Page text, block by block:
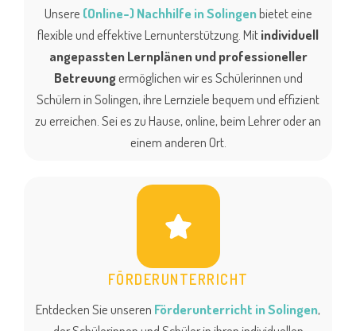
Unsere (Online-) Nachhilfe in Solingenbietet eine
flexible und effektive Lernunterstützung. Mitindividuell
angepassten Lernplänen und professioneller
Betreuungermöglichen wir es Schülerinnen und
Schülern in Solingen, ihre Lernziele bequem und effizient
zu erreichen. Sei es zu Hause, online, beim Lehrer oder an
einem anderen Ort.
FÖRDERUNTERRICHT
Entdecken Sie unseren Förderunterricht in Solingen,